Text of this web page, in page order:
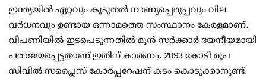
ഇന്ത്യയില്‍ ഏറ്റവും കൂടുതല്‍ നാണ്യപ്പെരുപ്പവും വില
വര്‍ധനവും ഉണ്ടായ ഒന്നാമത്തെ സംസ്ഥാനം കേരളമാണ്.
വിപണിയില്‍ ഇടപെടുന്നതില്‍ മുന്‍ സര്‍ക്കാര്‍ ദയനീയമായി
പരാജയപ്പെട്ടതാണ് ഇതിന് കാരണം. 2893 കോടി രൂപ
സിവില്‍ സപ്ലൈസ് കോര്‍പ്പറേഷന് കടം കൊടുക്കാനുണ്ട്.